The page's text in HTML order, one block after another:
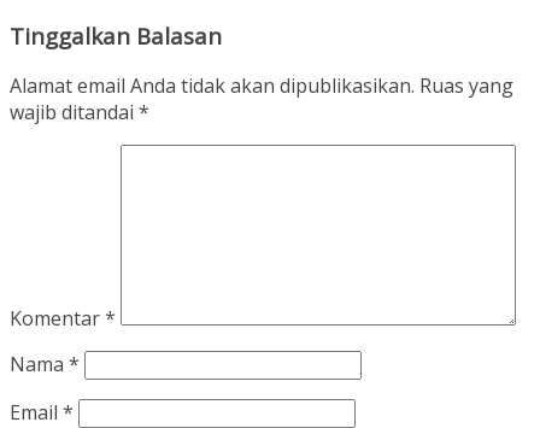
Tinggalkan Balasan
Alamat email Anda tidak akan dipublikasikan. Ruas yang
wajib ditandai *
Komentar*
Nama *
Email *